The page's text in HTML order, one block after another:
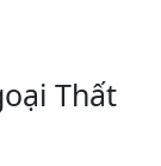
Thất